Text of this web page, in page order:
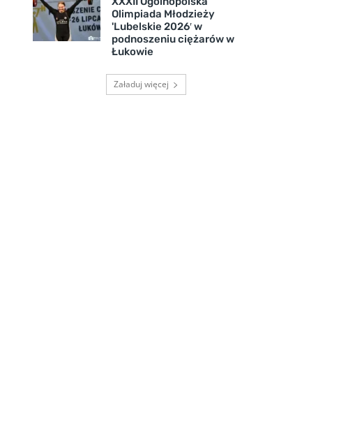
Olimpiada Młodzieży
'Lubelskie 2026′ w
podnoszeniu ciężarów w
Łukowie
Załaduj więcej